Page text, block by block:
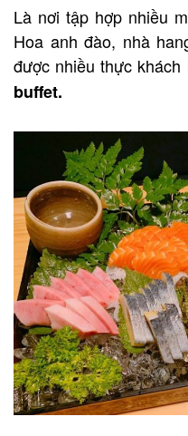
Là nơi tập hợp nhiều
Hoa anh đào, nhà
được nhiều thực
buffet.